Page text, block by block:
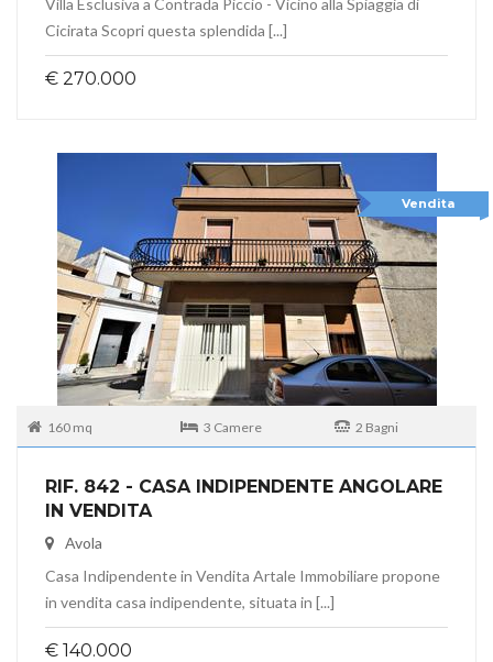
Villa Esclusiva a Contrada Piccio - Vicino alla Spiaggia di
Cicirata Scopri questa splendida [...]
€ 270.000
Vendita
160 mq 3 Camere 2 Bagni
RIF. 842 - CASA INDIPENDENTE ANGOLARE
IN VENDITA
Avola
Casa Indipendente in Vendita Artale Immobiliare propone
in vendita casa indipendente, situata in [...]
€ 140.000